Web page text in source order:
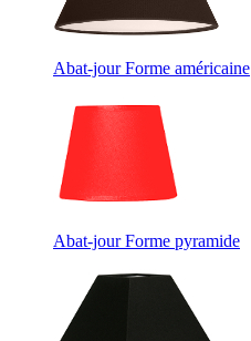
Abat-jour Forme américaine
Abat-jour Forme pyramide